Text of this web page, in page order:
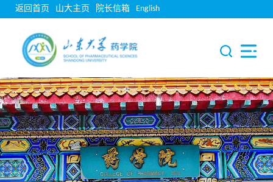
返回首页 山大主页 院长信箱 English